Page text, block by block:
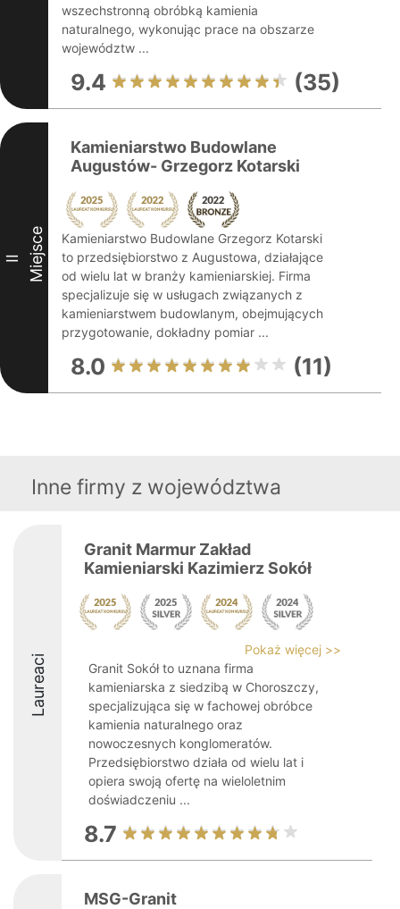
wszechstronną obróbką kamienia
naturalnego, wykonując prace na obszarze
województw ...
9.4 (35)
II Miejsce
Kamieniarstwo Budowlane
Augustów- Grzegorz Kotarski
Kamieniarstwo Budowlane Grzegorz Kotarski
to przedsiębiorstwo z Augustowa, działające
od wielu lat w branży kamieniarskiej. Firma
specjalizuje się w usługach związanych z
kamieniarstwem budowlanym, obejmujących
przygotowanie, dokładny pomiar ...
8.0 (11)
Inne firmy z województwa
Laureaci
Granit Marmur Zakład
Kamieniarski Kazimierz Sokół
Pokaż więcej >>
Granit Sokół to uznana firma
kamieniarska z siedzibą w Choroszczy,
specjalizująca się w fachowej obróbce
kamienia naturalnego oraz
nowoczesnych konglomeratów.
Przedsiębiorstwo działa od wielu lat i
opiera swoją ofertę na wieloletnim
doświadczeniu ...
8.7
MSG-Granit